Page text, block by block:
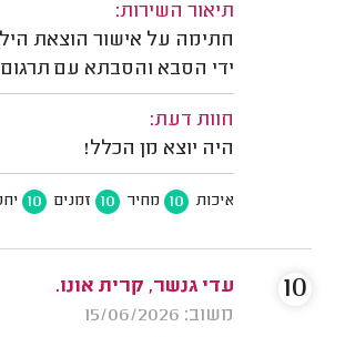
תיאור השירות:
חתימה על אישור הוצאת
ידי הסבא והסבתא עם תרגום
חוות דעת:
היה יוצא מן הכלל!
איכות 10 מחיר 10 זמנים 10
עדי גנשר, קרית אונו.
משוב: 15/06/2026
10